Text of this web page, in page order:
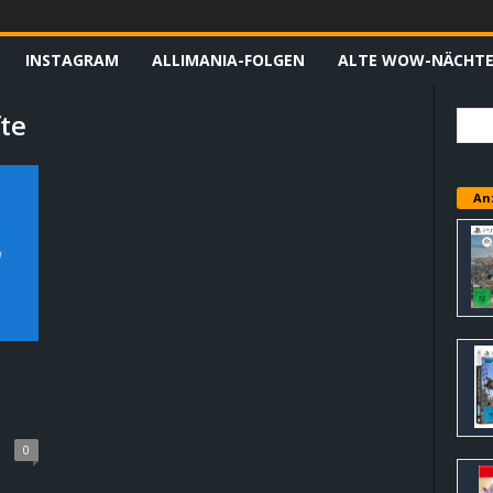
INSTAGRAM ALLIMANIA-FOLGEN ALTE WOW-NÄCHTE
0